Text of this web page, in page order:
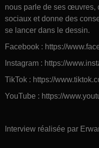
nous parle de ses œuvres,
sociaux et donne des
se lancer dans le dessin.
Facebook : https://
Instagram : https://
TikTok : https://
YouTube : https://
Interview réalisée par